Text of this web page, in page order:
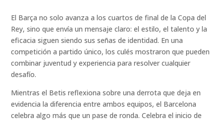
El Barça no solo avanza a los cuartos de final de la Copa del
Rey, sino que envía un mensaje claro: el estilo, el talento y la
eficacia siguen siendo sus señas de identidad. En una
competición a partido único, los culés mostraron que pueden
combinar juventud y experiencia para resolver cualquier
desafío.
Mientras el Betis reflexiona sobre una derrota que deja en
evidencia la diferencia entre ambos equipos, el Barcelona
celebra algo más que un pase de ronda. Celebra el inicio de